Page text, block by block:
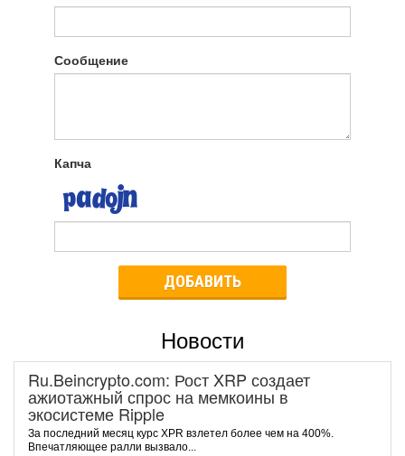
Сообщение
Капча
ДОБАВИТЬ
Новости
Ru.Beincrypto.com: Рост XRP создает
ажиотажный спрос на мемкоины в
экосистеме Ripple
За последний месяц курс XPR взлетел более чем на 400%.
Впечатляющее ралли вызвало...